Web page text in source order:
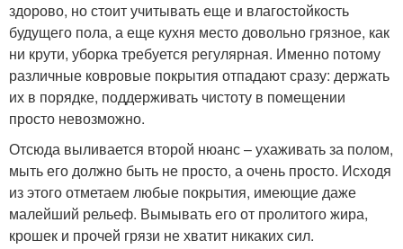
здорово, но стоит учитывать еще и влагостойкость
будущего пола, а еще кухня место довольно грязное, как
ни крути, уборка требуется регулярная. Именно потому
различные ковровые покрытия отпадают сразу: держать
их в порядке, поддерживать чистоту в помещении
просто невозможно.
Отсюда выливается второй нюанс – ухаживать за полом,
мыть его должно быть не просто, а очень просто. Исходя
из этого отметаем любые покрытия, имеющие даже
малейший рельеф. Вымывать его от пролитого жира,
крошек и прочей грязи не хватит никаких сил.